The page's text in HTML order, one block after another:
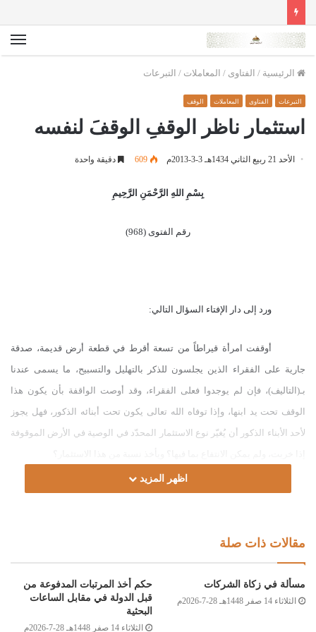
الرئيسية / الفتاوى / المعاملات / التبرعات
التبرعات الفتاوى المعاملات الوقف
استثمار ناظر الوقفِ الوقفَ لنفسه
الأحد 21 ربيع الثاني 1434هـ 3-3-2013م 609 دقيقة واحدة
بِسْمِ اللهِ الرَّحْمَنِ الرَّحِيمِ
رقم الفتوى (968)
ورد إلى دار الإفتاء السؤال التالي:
أوقفت امرأة قيراطاً من تسعة أقرط في قطعة أرض قديمة، صدقة
جارية على الفقراء الذين يجلسون للذكر بالتهليل والتسبيح، ما يسمى عندنا
بـ(التاليف)، فإن لم يوجدوا فعلى الفقراء، وقد أوصت الواقفة بأن يكون هذا
الوقف تحت يد ابنها، وإذا توفاه الله تعالى يكون تحت أبنائه الذكور، فهل يجوز
لأحد الأبناء الذكور أن يُغيّر نوع الاستثمار المحدّد في الوصية في الأرض الموقوفة
الحمد لله، والصلاة والسلام على رسول الله، وعلى آله وصحبه ومن والاه.
فلا يجوز لناظر الوقف أن يستثمره بمقابلٍ لنفسه، أو لأحد أقاربه؛ لما في
بإذن، فإن تعدى وفعل تعقبه القاضي، فيمضي إن كان صواباً، ويرد غير الصواب،
قال ابن مرزوق رحمه الله: “وحيث تكون له أجرة المثل، فالذي يمكنه منها، وينظر
في تقديرها، الإمام الأعظم، أو نائبه، أو قاضي الجماعة، ولا يتولى ذلك الناظر
اظهر المزيد
مقالات ذات صلة
مسألة في زكاة الشركات
الثلاثاء 14 صفر 1448هـ 28-7-2026م
حكم أخذ المرتبات المدفوعة من
قبل الدولة في مقابل الساعات
البحثية
الثلاثاء 14 صفر 1448هـ 28-7-2026م